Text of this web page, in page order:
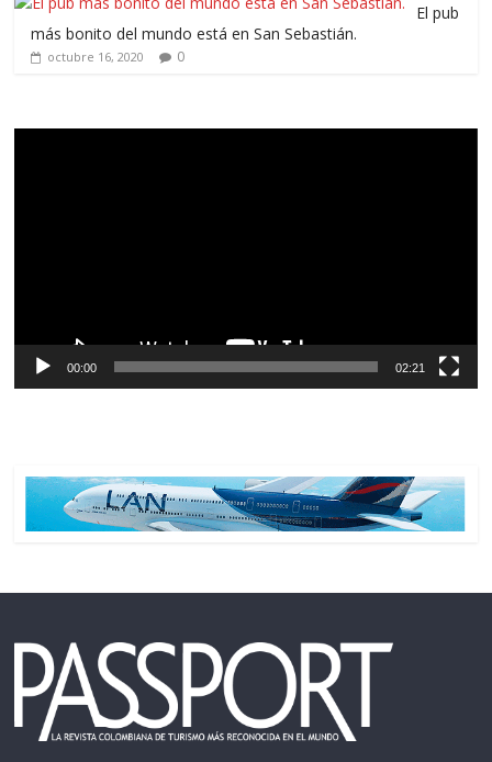
El pub
más bonito del mundo está en San Sebastián.
octubre 16, 2020 0
00:00 02:21